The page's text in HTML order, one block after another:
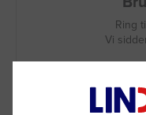
Ring
Vi